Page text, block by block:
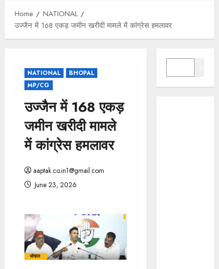
Home
NATIONAL
उज्जैन में 168 एकड़ जमीन खरीदी मामले में कांग्रेस हमलावर
NATIONAL
BHOPAL
MP/CG
उज्जैन में 168 एकड़
जमीन खरीदी मामले
में कांग्रेस हमलावर
aaptak.co.in1@gmail.com
June 23, 2026